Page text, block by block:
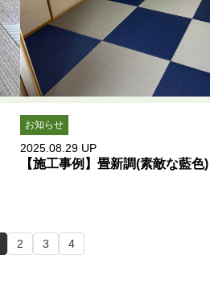
お知らせ
2025.08.29 UP
2 3 4